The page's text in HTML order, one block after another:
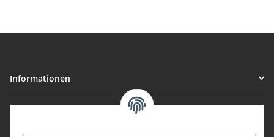
Informationen